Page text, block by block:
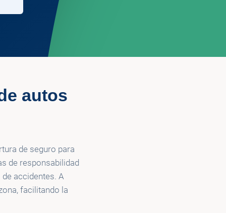
autos
de seguro para
de responsabilidad
accidentes. A
facilitando la